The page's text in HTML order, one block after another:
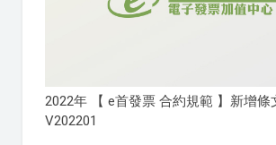
2022年 【 e首發票 合約規範 】新增條
V202201